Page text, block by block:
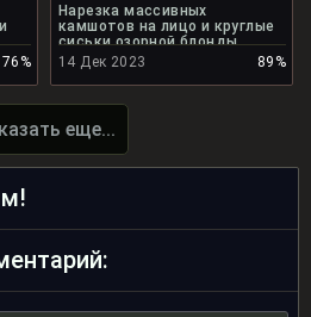
76%
Нарезка массивных
камшотов на лицо и круглые
сиськи озорной блонды
14 Дек 2023
89%
еще...